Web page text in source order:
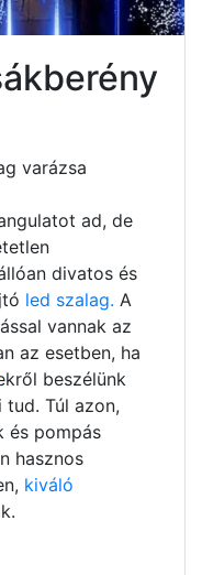
varázsa
ad, de
divatos és
led szalag. A
vannak az
az esetben, ha
beszélünk
Túl azon,
és pompás
hasznos
kiváló